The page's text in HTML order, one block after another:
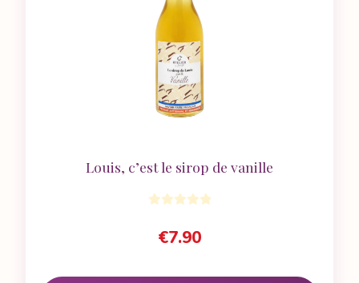
Louis, c’est le sirop de vanille
€7.90